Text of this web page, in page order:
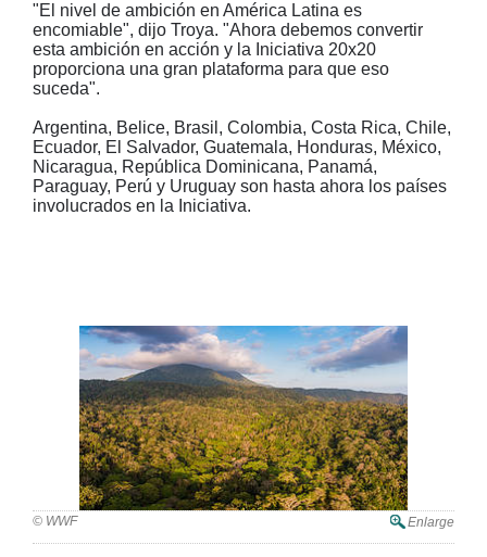
"El nivel de ambición en América Latina es
encomiable", dijo Troya. "Ahora debemos convertir
esta ambición en acción y la Iniciativa 20x20
proporciona una gran plataforma para que eso
suceda".
Argentina, Belice, Brasil, Colombia, Costa Rica, Chile,
Ecuador, El Salvador, Guatemala, Honduras, México,
Nicaragua, República Dominicana, Panamá,
Paraguay, Perú y Uruguay son hasta ahora los países
involucrados en la Iniciativa.
© WWF Enlarge